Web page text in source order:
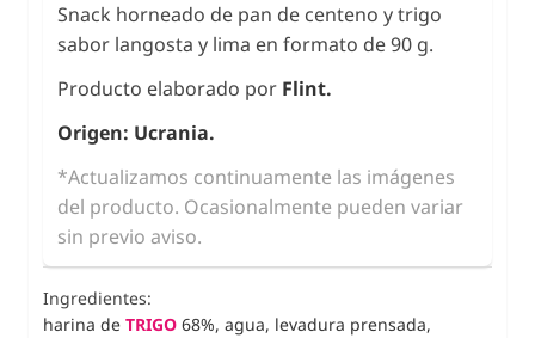
Snack horneado de pan de centeno y trigo
sabor langosta y lima en formato de 90 g.
Producto elaborado por Flint.
Origen: Ucrania.
*Actualizamos continuamente las imágenes
del producto. Ocasionalmente pueden variar
sin previo aviso.
Ingredientes:
harina de TRIGO 68%, agua, levadura prensada,